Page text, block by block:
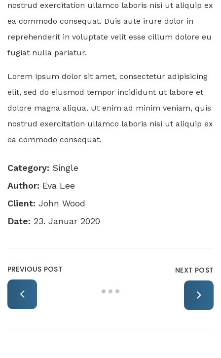
nostrud exercitation ullamco laboris nisi ut aliquip ex
ea commodo consequat. Duis aute irure dolor in
reprehenderit in voluptate velit esse cillum dolore eu
fugiat nulla pariatur.
Lorem ipsum dolor sit amet, consectetur adipisicing
elit, sed do eiusmod tempor incididunt ut labore et
dolore magna aliqua. Ut enim ad minim veniam, quis
nostrud exercitation ullamco laboris nisi ut aliquip ex
ea commodo consequat.
Category: Single
Author: Eva Lee
Client: John Wood
Date: 23. Januar 2020
PREVIOUS POST NEXT POST